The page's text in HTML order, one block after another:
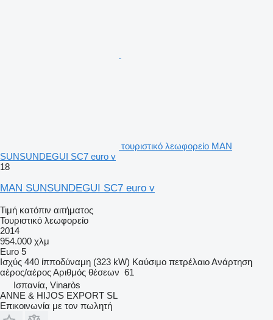
τουριστικό λεωφορείο MAN
SUNSUNDEGUI SC7 euro v
18
MAN SUNSUNDEGUI SC7 euro v
Τιμή κατόπιν αιτήματος
Τουριστικό λεωφορείο
2014
954.000 χλμ
Euro 5
Ισχύς 440 ίπποδύναμη (323 kW) Καύσιμο πετρέλαιοΑνάρτηση
αέρος/αέροςΑριθμός θέσεων 61
Ισπανία, Vinaròs
ANNE & HIJOS EXPORT SL
Επικοινωνία με τον πωλητή